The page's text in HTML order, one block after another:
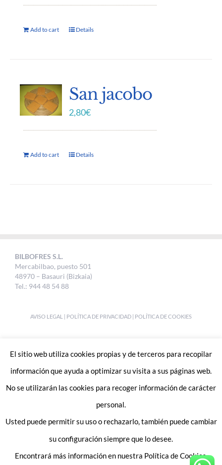
Add to cart Details
San jacobo
2,80€
Add to cart Details
BILBOFRES S.L.
Mercabilbao, puesto 501
48970 – Basauri (Bizkaia)
Tel.: 944 48 54 88
AVISO LEGAL | POLÍTICA DE PRIVACIDAD | POLÍTICA DE COOKIES
Enlaces de interes:
Trabaja con nosotros
El sitio web utiliza cookies propias y de terceros para recopilar
información que ayuda a optimizar su visita a sus páginas web.
No se utilizarán las cookies para recoger información de carácter
personal.
Usted puede permitir su uso o rechazarlo, también puede cambiar
su configuración siempre que lo desee.
Encontrará más información en nuestra Política de Cookies.